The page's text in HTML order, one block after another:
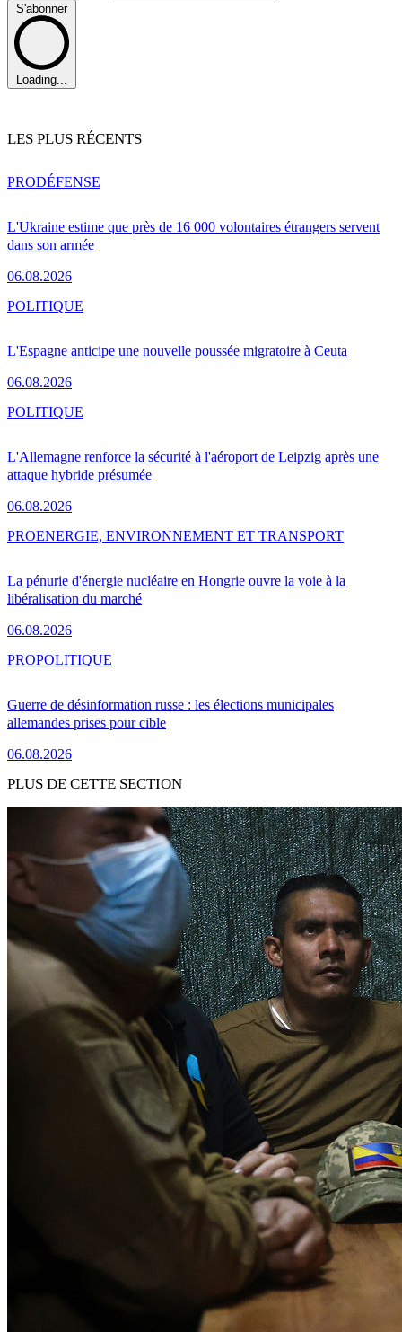
S'abonner
Loading...
LES PLUS RÉCENTS
L'Ukraine estime que près de 16 000 volontaires étrangers servent
dans son armée
06.08.2026
PRODÉFENSE
L'Espagne anticipe une nouvelle poussée migratoire à Ceuta
06.08.2026
POLITIQUE
L'Allemagne renforce la sécurité à l'aéroport de Leipzig après une
attaque hybride présumée
06.08.2026
POLITIQUE
La pénurie d'énergie nucléaire en Hongrie ouvre la voie à la
libéralisation du marché
06.08.2026
PROENERGIE, ENVIRONNEMENT ET TRANSPORT
Guerre de désinformation russe : les élections municipales
allemandes prises pour cible
06.08.2026
PROPOLITIQUE
PLUS DE CETTE SECTION